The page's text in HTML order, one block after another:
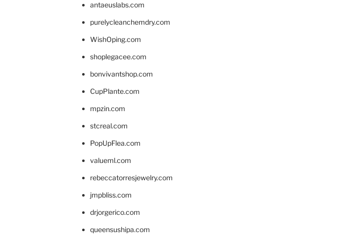
antaeuslabs.com
purelycleanchemdry.com
WishOping.com
shoplegacee.com
bonvivantshop.com
CupPlante.com
mpzin.com
stcreal.com
PopUpFlea.com
valueml.com
rebeccatorresjewelry.com
jmpbliss.com
drjorgerico.com
queensushipa.com